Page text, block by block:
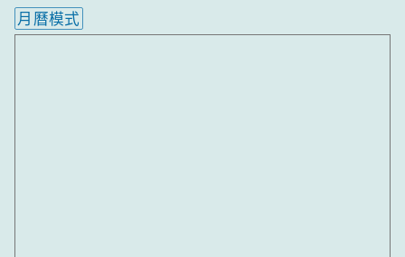
月曆模式